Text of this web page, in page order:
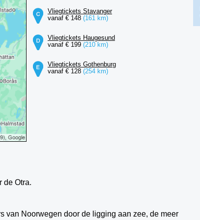
Vliegtickets Stavanger
vanaf € 148 (161 km)
Vliegtickets Haugesund
vanaf € 199 (210 km)
Vliegtickets Gothenburg
vanaf € 128 (254 km)
de Otra.
van Noorwegen door de ligging aan zee, de meer